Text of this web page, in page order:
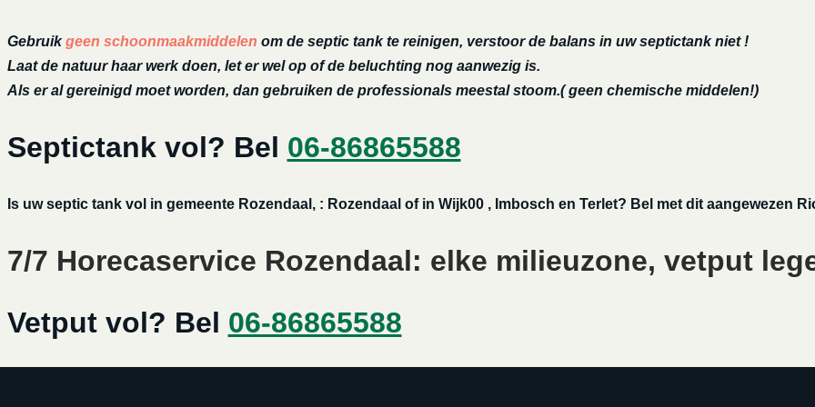
Gebruikgeen schoonmaakmiddelen om de septic tank te reinigen, verstoor de balans in uw septictank niet !
Laat de natuur haar werk doen, let er wel op of de beluchting nog aanwezig is.
Als er al gereinigd moet worden, dan gebruiken de professionals meestal stoom.( geen chemische middelen!)
Septictank vol? Bel 06-86865588
Is uw septic tank vol in gemeente Rozendaal, : Rozendaal of in Wijk00 , Imbosch en Terlet? Bel met dit aangewezen
7/7 Horecaservice Rozendaal: elke milieuzone, vetput
Vetput vol? Bel 06-86865588